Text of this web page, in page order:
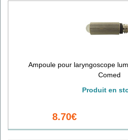
Ampoule pour laryngoscope
Comed
Produit en
8.70€